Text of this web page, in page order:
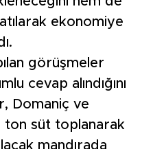
ekonomiye
görüşmeler
cevap alındığını
Domaniç ve
ton süt toplanarak
mandırada